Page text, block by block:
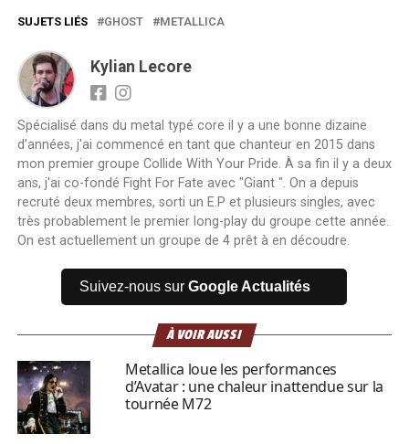
SUJETS LIÉS GHOST METALLICA
Kylian Lecore
Spécialisé dans du metal typé core il y a une bonne dizaine
d'années, j'ai commencé en tant que chanteur en 2015 dans
mon premier groupe Collide With Your Pride. À sa fin il y a deux
ans, j'ai co-fondé Fight For Fate avec "Giant ". On a depuis
recruté deux membres, sorti un E.P et plusieurs singles, avec
très probablement le premier long-play du groupe cette année.
On est actuellement un groupe de 4 prêt à en découdre.
Suivez-nous surGoogle Actualités
À VOIR AUSSI
Metallica loue les performances
d’Avatar : une chaleur inattendue sur la
tournée M72